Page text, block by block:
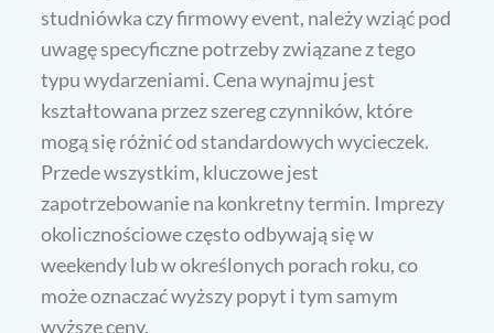
studniówka czy firmowy event, należy wziąć pod
uwagę specyficzne potrzeby związane z tego
typu wydarzeniami. Cena wynajmu jest
kształtowana przez szereg czynników, które
mogą się różnić od standardowych wycieczek.
Przede wszystkim, kluczowe jest
zapotrzebowanie na konkretny termin. Imprezy
okolicznościowe często odbywają się w
weekendy lub w określonych porach roku, co
może oznaczać wyższy popyt i tym samym
wyższe ceny.